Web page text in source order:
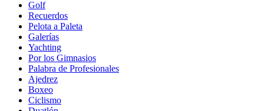
Golf
Recuerdos
Pelota a Paleta
Galerías
Yachting
Por los Gimnasios
Palabra de Profesionales
Ajedrez
Boxeo
Ciclismo